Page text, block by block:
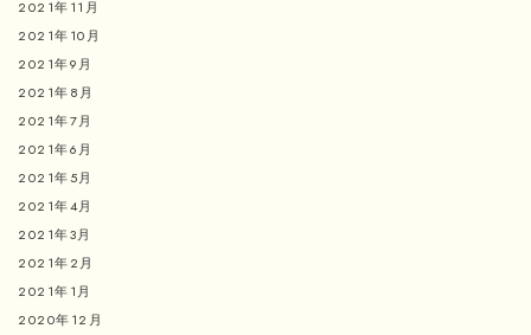
2021年11月
2021年10月
2021年9月
2021年8月
2021年7月
2021年6月
2021年5月
2021年4月
2021年3月
2021年2月
2021年1月
2020年12月